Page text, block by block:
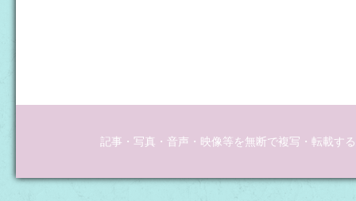
記事・写真・音声・映像等を無断で複写・転載